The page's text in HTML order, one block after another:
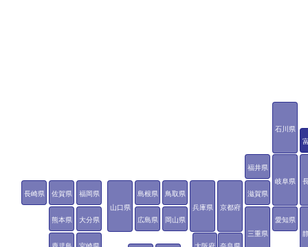
石川県
福井県
岐阜県
愛知県
三重県
滋賀県
京都府
兵庫県
鳥取県
島根県
岡山県
広島県
山口県
福岡県
佐賀県
長崎県
熊本県 大分県